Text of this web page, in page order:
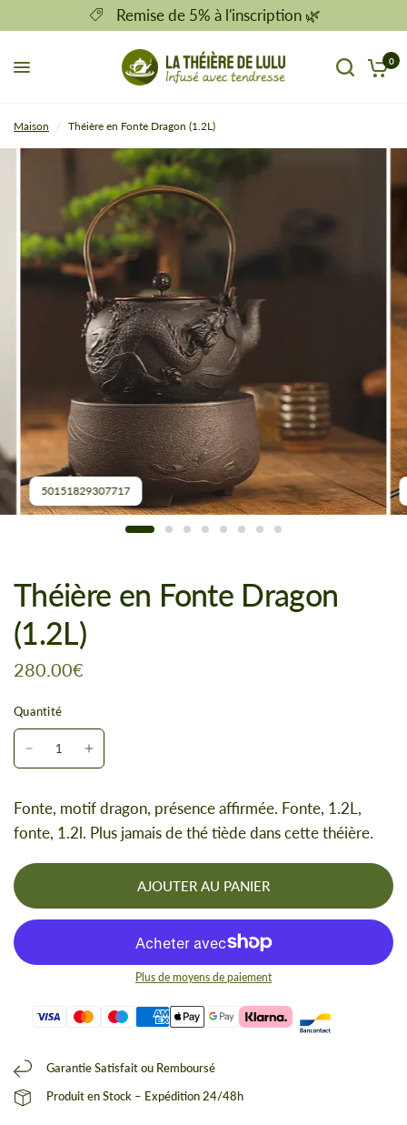
Remise de 5% à l'inscription 🌿
0
Maison / Théière en Fonte Dragon (1.2L)
50151829307717
Théière en Fonte Dragon
(1.2L)
280.00€
Quantité
Fonte, motif dragon, présence affirmée. Fonte, 1.2L,
fonte, 1.2l. Plus jamais de thé tiède dans cette théière.
AJOUTER AU PANIER
Plus de moyens de paiement
Garantie Satisfait ou Remboursé
Produit en Stock – Expédition 24/48h